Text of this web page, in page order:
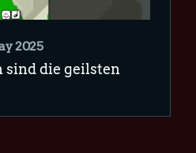
2025
die geilsten